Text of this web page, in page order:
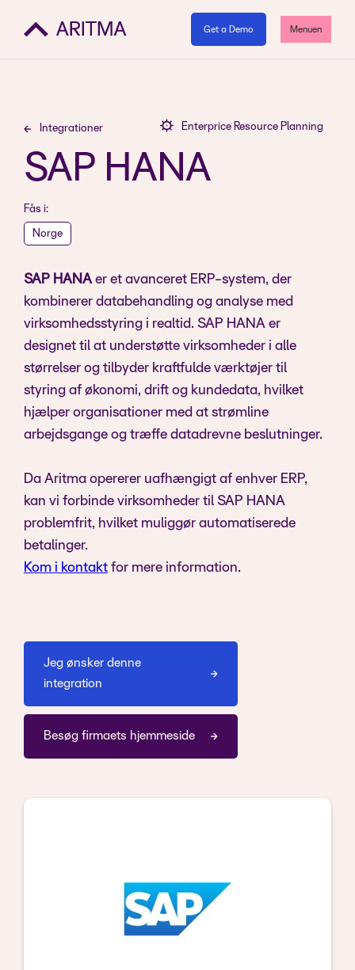
Get a Demo Menuen
Integrationer Enterprice Resource Planning
SAP HANA
Fås i:
Norge
SAP HANAer et avanceret ERP-system, der
kombinerer databehandling og analyse med
virksomhedsstyring i realtid. SAP HANA er
designet til at understøtte virksomheder i alle
størrelser og tilbyder kraftfulde værktøjer til
styring af økonomi, drift og kundedata, hvilket
hjælper organisationer med at strømline
arbejdsgange og træffe datadrevne beslutninger.
Da Aritma opererer uafhængigt af enhver ERP,
kan vi forbinde virksomheder til SAP HANA
problemfrit, hvilket muliggør automatiserede
betalinger.
Kom i kontakt for mere information.
Jeg ønsker denne
integration
Besøg firmaets hjemmeside